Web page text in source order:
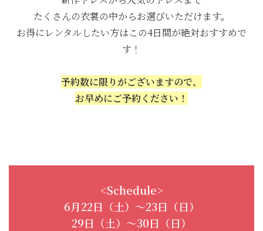
たくさんの衣裳の中からお選びいただけます。
お得にレンタルしたい方はこの4日間が絶対おすすめで
す！
予約数に限りがございますので、
お早めにご予約ください！
<Schedule>
6月22日（土）〜23日（日）
29日（土）〜30日（日）